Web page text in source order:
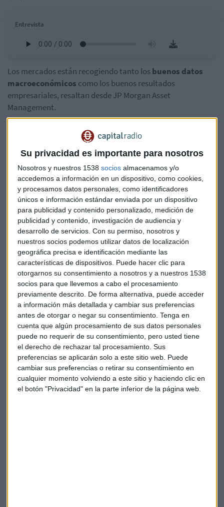
Su privacidad es importante para nosotros
Nosotros y nuestros 1538 socios almacenamos y/o
accedemos a información en un dispositivo, como cookies,
y procesamos datos personales, como identificadores
únicos e información estándar enviada por un dispositivo
para publicidad y contenido personalizado, medición de
publicidad y contenido, investigación de audiencia y
desarrollo de servicios. Con su permiso, nosotros y
nuestros socios podemos utilizar datos de localización
geográfica precisa e identificación mediante las
características de dispositivos. Puede hacer clic para
otorgarnos su consentimiento a nosotros y a nuestros 1538
socios para que llevemos a cabo el procesamiento
previamente descrito. De forma alternativa, puede acceder
a información más detallada y cambiar sus preferencias
antes de otorgar o negar su consentimiento. Tenga en
cuenta que algún procesamiento de sus datos personales
puede no requerir de su consentimiento, pero usted tiene
el derecho de rechazar tal procesamiento. Sus
preferencias se aplicarán solo a este sitio web. Puede
cambiar sus preferencias o retirar su consentimiento en
cualquier momento volviendo a este sitio y haciendo clic en
el botón "Privacidad" en la parte inferior de la página web.
Entrevista
Los mercados están recogiendo tanto losbuenos datos
macroeconómicos como los buenos resultados
empresariales, resaltan desde JP Morgan Asset
Management.
De cara a los próximos meses, Lucía Gutiérrez-Mellado
menciona que “seguimos con una visión constructiva y
pensamos que a partir de ahora vamos a ver unrepunte
del crecimientopor encima de tendencia a nivel global.
Algo que también se debe traducir en crecimiento de
beneficios, que es lo que estamos viendo”.
En cuanto a la subida del precio de lasmaterias primas
experta cree que “están anticipando el escenario de
recuperación económica. Todas las regiones están
creciendo”.
La directora de estrategia de JP Morgan AM para España y
Portugal resalta, refiriéndose a lainflación, que “el dato
que se publicó en Estados Unidos fue prácticamente lo que
el mercado esperaba y no hubo una sorpresa negativa. El
miedo a una inflación descontralada se ha calmado
bastante”.
¿Qué ha cambiado en las perspectivas trimestrales de JP
Morgan AM? Nos lo cuenta su directora de estrategia
¿Tapering? A finales de este año y